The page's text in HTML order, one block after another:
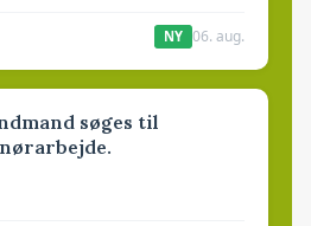
NY 06. aug.
søges til